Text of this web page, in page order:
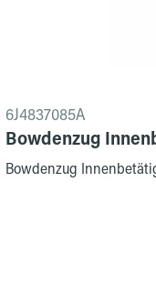
6J4837085A
Bowdenzug
Bowdenzug